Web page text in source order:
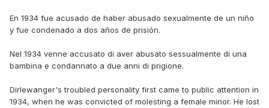
En 1934 fue acusado de haber abusado sexualmente de un niño
y fue condenado a dos años de prisión.
Nel 1934 venne accusato di aver abusato sessualmente di una
bambina e condannato a due anni di prigione.
Dirlewanger's troubled personality first came to public attention in
1934, when he was convicted of molesting a female minor. He lost